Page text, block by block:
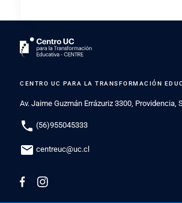
CENTRO UC PARA LA TRANSFORMACIÓN
Av. Jaime Guzmán Errázuriz 3300, Providencia,
phone (56)955045333
mail centreuc@uc.cl